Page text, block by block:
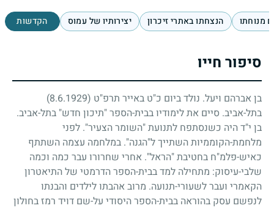
מנוחתו הנצחתו באתרי זיכרון יצירותיו של עמוס הקדשות
סיפור חייו
בן אברהם ויעל. נולד ביום כ"ט באייר תרפ"ט (8.6.1929)
בתל-אביב. סיים את לימודיו בבית-הספר "תיכון חדש" בתל-אביב.
בן י"ד היה כשנסתפח לתנועת "השומר הצעיר". לפני
מלחמת-הקוממיות השתייך ל"הגנה". במלחמה עצמה השתתף
כאיש-פלמ"ח בחטיבת "הראל". אחרי שחרורו עבר כמה וכמה
שלבי-עיסוק: מתחילה למד בבית-הספר הדרמטי של התיאטרון
הקאמרי ועבר לשעורי-תנועה. מרוב אהבתו לילדים והבנתו
לנפשם עסק בהוראה בבית-הספר היסודי על-שם דויד רמז בחולון